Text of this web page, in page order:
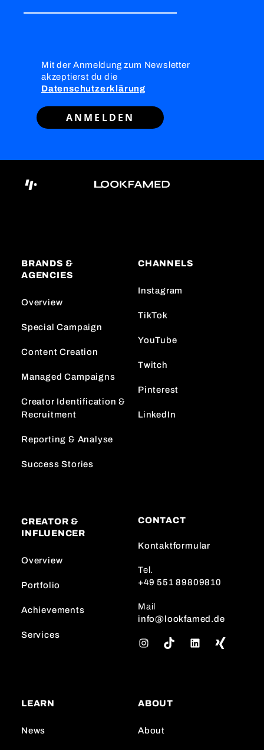
Mit der Anmeldung zum Newsletter
akzeptierst du die
Datenschutzerklärung
ANMELDEN
BRANDS &
AGENCIES
Overview
Special Campaign
Content Creation
Managed Campaigns
Creator Identification &
Recruitment
Reporting & Analyse
Success Stories
CHANNELS
Instagram
TikTok
YouTube
Twitch
Pinterest
LinkedIn
CREATOR &
INFLUENCER
Overview
Portfolio
Achievements
Services
CONTACT
Kontaktformular
Tel.
+49 551 89809810
Mail
info@lookfamed.de
g
a
LEARN
News
ABOUT
About